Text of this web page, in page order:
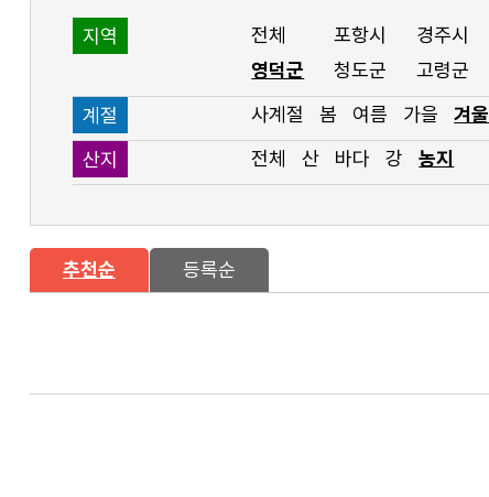
지역 전체 포항시 경주시
영덕군
청도군 고령군
계절
사계절 봄 여름 가을
겨울
산지
전체 산 바다 강 농지
추천순 등록순